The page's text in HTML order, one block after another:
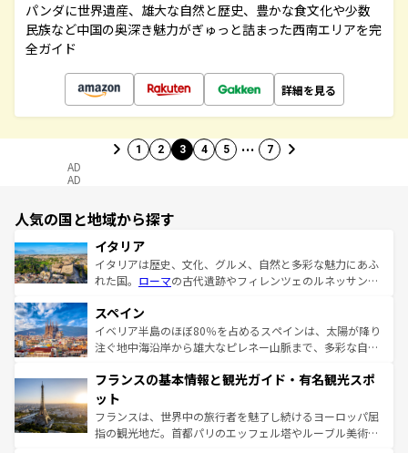
パンダに世界遺産、雄大な自然と歴史、豊かな食文化や少数
民族など中国の奥深き魅力がぎゅっと詰まった西南エリアを完
全ガイド
詳細を見る
1 2 3 4 5 … 7
AD
AD
人気の国と地域から探す
イタリア
イタリアは歴史、文化、グルメ、自然と多彩な魅力にあふ
れた国。 ローマの古代遺跡やフィレンツェのルネッサンス
ろん、トスカーナの美しい田園風景やアマルフィ海岸の絶
景など、自然景観も見逃せない。観光の合間には、本場の
ピザやパスタなど、絶品のイタリア料理を堪能することも
ませてくれるイタリアで、忘れられない旅をしてみよう！
なお、新着のイタリア情報は
しい。
スペイン
イベリア半島のほぼ80％を占めるスペインは、太陽が降り
注ぐ地中海沿岸から雄大なピレネー山脈まで、多彩な自然
文化が根付くこの国では、情熱的なフラメンコ、熱気あふ
れる闘牛、そして美味しいタパスが生活の一部となってい
る。首都マドリードの洗練された雰囲気や、バルセロナの
アートに溢れた街角から、地方では古代ローマ遺跡や中世
フランスの基本情報と観光ガイド・有名観光スポ
ット
フランスは、世界中の旅行者を魅了し続けるヨーロッパ屈
指の観光地だ。首都パリのエッフェル塔やルーブル美術館